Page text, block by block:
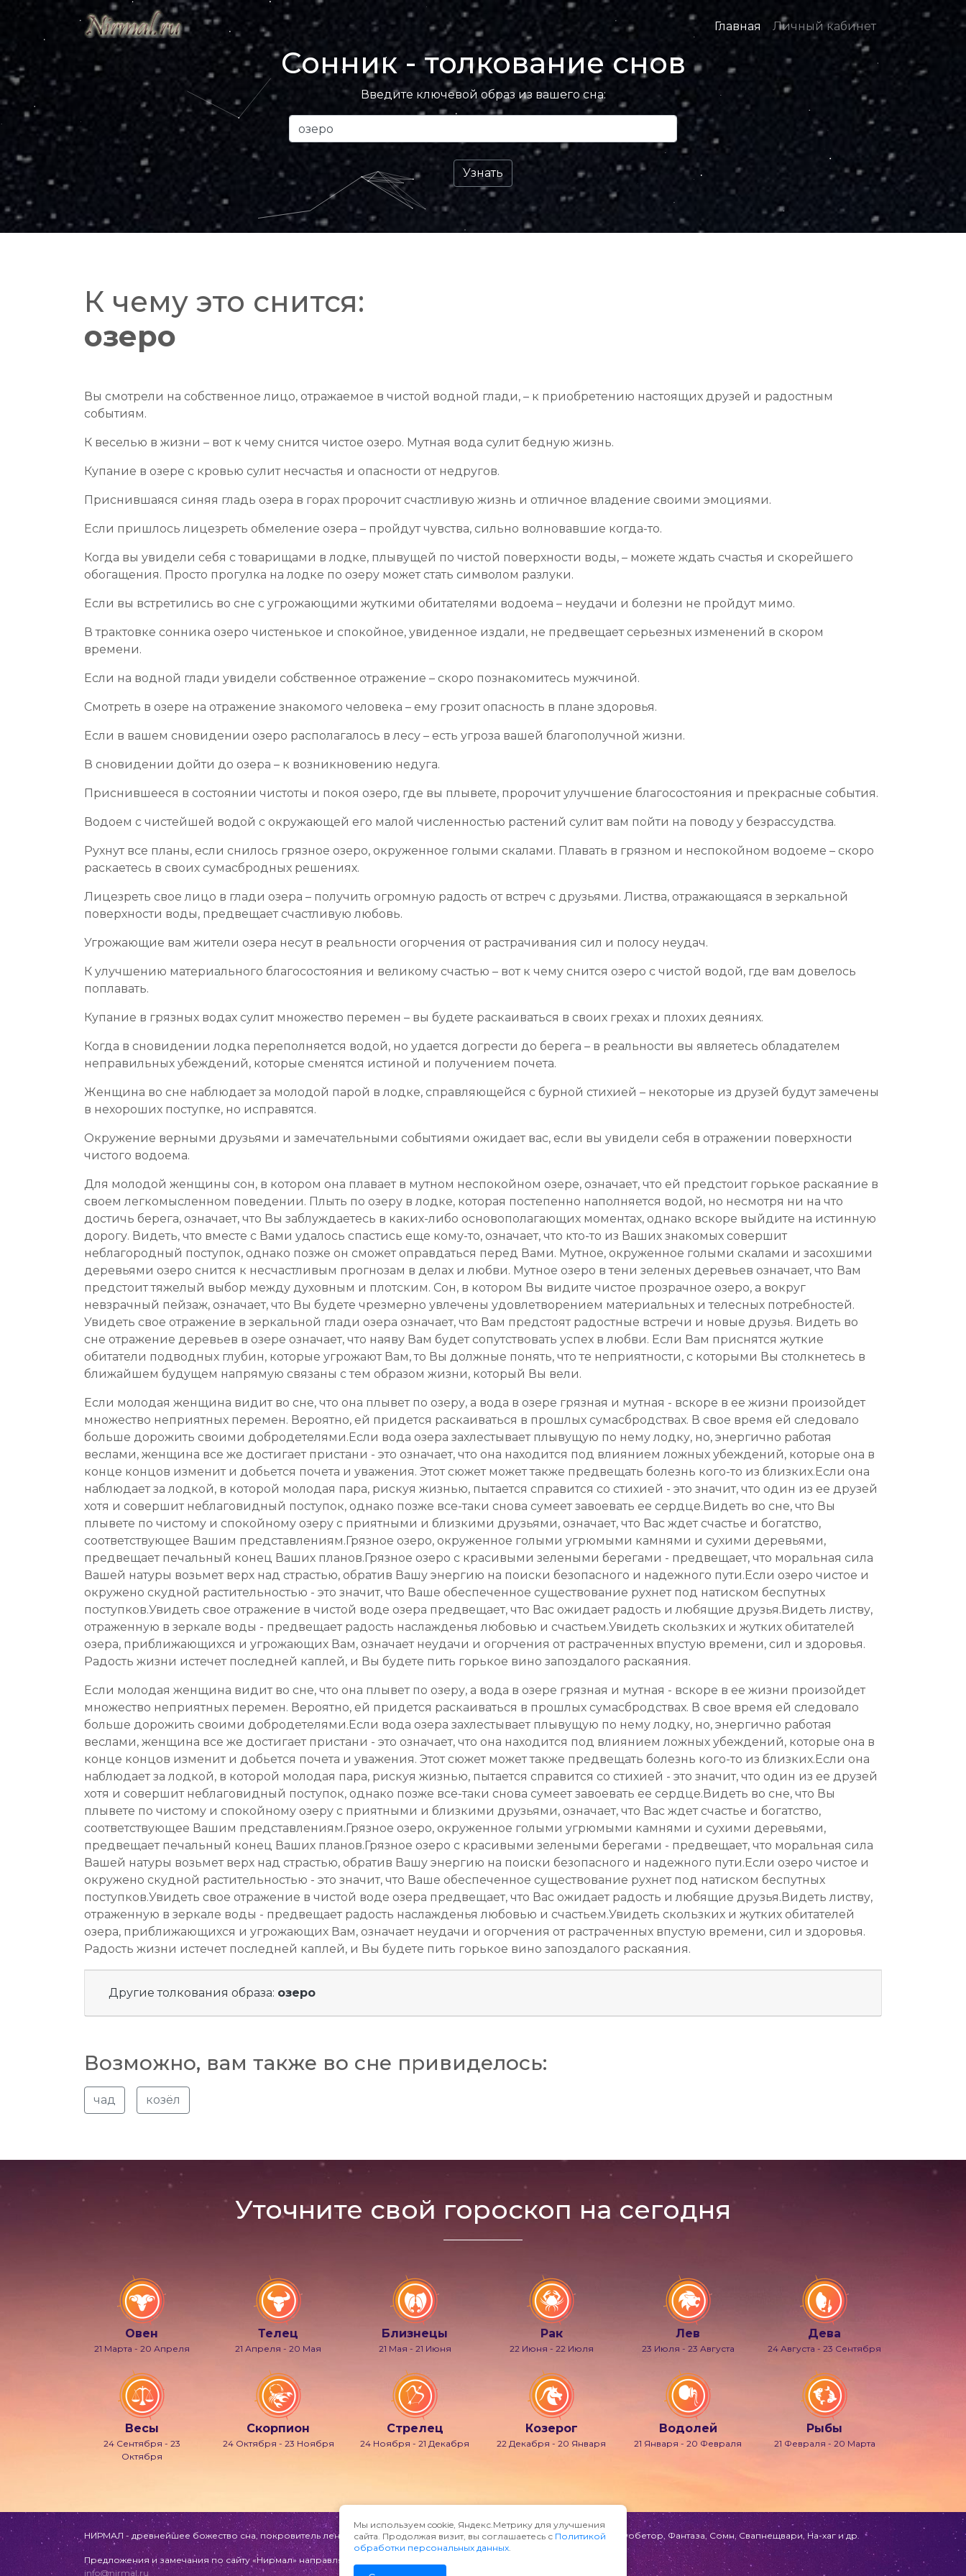
Главная Личный кабинет
Сонник - толкование снов
Введите ключевой образ из вашего сна:
К чему это снится:
озеро
Вы смотрели на собственное лицо, отражаемое в чистой водной глади, – к приобретению настоящих друзей и радостным
событиям.
К веселью в жизни – вот к чему снится чистое озеро. Мутная вода сулит бедную жизнь.
Купание в озере с кровью сулит несчастья и опасности от недругов.
Приснившаяся синяя гладь озера в горах пророчит счастливую жизнь и отличное владение своими эмоциями.
Если пришлось лицезреть обмеление озера – пройдут чувства, сильно волновавшие когда-то.
Когда вы увидели себя с товарищами в лодке, плывущей по чистой поверхности воды, – можете ждать счастья и скорейшего
обогащения. Просто прогулка на лодке по озеру может стать символом разлуки.
Если вы встретились во сне с угрожающими жуткими обитателями водоема – неудачи и болезни не пройдут мимо.
В трактовке сонника озеро чистенькое и спокойное, увиденное издали, не предвещает серьезных изменений в скором
времени.
Если на водной глади увидели собственное отражение – скоро познакомитесь мужчиной.
Смотреть в озере на отражение знакомого человека – ему грозит опасность в плане здоровья.
Если в вашем сновидении озеро располагалось в лесу – есть угроза вашей благополучной жизни.
В сновидении дойти до озера – к возникновению недуга.
Приснившееся в состоянии чистоты и покоя озеро, где вы плывете, пророчит улучшение благосостояния и прекрасные события.
Водоем с чистейшей водой с окружающей его малой численностью растений сулит вам пойти на поводу у безрассудства.
Рухнут все планы, если снилось грязное озеро, окруженное голыми скалами. Плавать в грязном и неспокойном водоеме – скоро
раскаетесь в своих сумасбродных решениях.
Лицезреть свое лицо в глади озера – получить огромную радость от встреч с друзьями. Листва, отражающаяся в зеркальной
поверхности воды, предвещает счастливую любовь.
Угрожающие вам жители озера несут в реальности огорчения от растрачивания сил и полосу неудач.
К улучшению материального благосостояния и великому счастью – вот к чему снится озеро с чистой водой, где вам довелось
поплавать.
Купание в грязных водах сулит множество перемен – вы будете раскаиваться в своих грехах и плохих деяниях.
Когда в сновидении лодка переполняется водой, но удается догрести до берега – в реальности вы являетесь обладателем
неправильных убеждений, которые сменятся истиной и получением почета.
Женщина во сне наблюдает за молодой парой в лодке, справляющейся с бурной стихией – некоторые из друзей будут замечены
в нехороших поступке, но исправятся.
Окружение верными друзьями и замечательными событиями ожидает вас, если вы увидели себя в отражении поверхности
чистого водоема.
Для молодой женщины сон, в котором она плавает в мутном неспокойном озере, означает, что ей предстоит горькое раскаяние в
своем легкомысленном поведении. Плыть по озеру в лодке, которая постепенно наполняется водой, но несмотря ни на что
достичь берега, означает, что Вы заблуждаетесь в каких-либо основополагающих моментах, однако вскоре выйдите на истинную
дорогу. Видеть, что вместе с Вами удалось спастись еще кому-то, означает, что кто-то из Ваших знакомых совершит
неблагородный поступок, однако позже он сможет оправдаться перед Вами. Мутное, окруженное голыми скалами и засохшими
деревьями озеро снится к несчастливым прогнозам в делах и любви. Мутное озеро в тени зеленых деревьев означает, что Вам
предстоит тяжелый выбор между духовным и плотским. Сон, в котором Вы видите чистое прозрачное озеро, а вокруг
невзрачный пейзаж, означает, что Вы будете чрезмерно увлечены удовлетворением материальных и телесных потребностей.
Увидеть свое отражение в зеркальной глади озера означает, что Вам предстоят радостные встречи и новые друзья. Видеть во
сне отражение деревьев в озере означает, что наяву Вам будет сопутствовать успех в любви. Если Вам приснятся жуткие
обитатели подводных глубин, которые угрожают Вам, то Вы должные понять, что те неприятности, с которыми Вы столкнетесь в
ближайшем будущем напрямую связаны с тем образом жизни, который Вы вели.
Если молодая женщина видит во сне, что она плывет по озеру, а вода в озере грязная и мутная - вскоре в ее жизни произойдет
множество неприятных перемен. Вероятно, ей придется раскаиваться в прошлых сумасбродствах. В свое время ей следовало
больше дорожить своими добродетелями.Если вода озера захлестывает плывущую по нему лодку, но, энергично работая
веслами, женщина все же достигает пристани - это означает, что она находится под влиянием ложных убеждений, которые она в
конце концов изменит и добьется почета и уважения. Этот сюжет может также предвещать болезнь кого-то из близких.Если она
наблюдает за лодкой, в которой молодая пара, рискуя жизнью, пытается справится со стихией - это значит, что один из ее друзей
хотя и совершит неблаговидный поступок, однако позже все-таки снова сумеет завоевать ее сердце.Видеть во сне, что Вы
плывете по чистому и спокойному озеру с приятными и близкими друзьями, означает, что Вас ждет счастье и богатство,
соответствующее Вашим представлениям.Грязное озеро, окруженное голыми угрюмыми камнями и сухими деревьями,
предвещает печальный конец Ваших планов.Грязное озеро с красивыми зелеными берегами - предвещает, что моральная сила
Вашей натуры возьмет верх над страстью, обратив Вашу энергию на поиски безопасного и надежного пути.Если озеро чистое и
окружено скудной растительностью - это значит, что Ваше обеспеченное существование рухнет под натиском беспутных
поступков.Увидеть свое отражение в чистой воде озера предвещает, что Вас ожидает радость и любящие друзья.Видеть листву,
отраженную в зеркале воды - предвещает радость наслажденья любовью и счастьем.Увидеть скользких и жутких обитателей
озера, приближающихся и угрожающих Вам, означает неудачи и огорчения от растраченных впустую времени, сил и здоровья.
Радость жизни истечет последней каплей, и Вы будете пить горькое вино запоздалого раскаяния.
Если молодая женщина видит во сне, что она плывет по озеру, а вода в озере грязная и мутная - вскоре в ее жизни произойдет
множество неприятных перемен. Вероятно, ей придется раскаиваться в прошлых сумасбродствах. В свое время ей следовало
больше дорожить своими добродетелями.Если вода озера захлестывает плывущую по нему лодку, но, энергично работая
веслами, женщина все же достигает пристани - это означает, что она находится под влиянием ложных убеждений, которые она в
конце концов изменит и добьется почета и уважения. Этот сюжет может также предвещать болезнь кого-то из близких.Если она
наблюдает за лодкой, в которой молодая пара, рискуя жизнью, пытается справится со стихией - это значит, что один из ее друзей
хотя и совершит неблаговидный поступок, однако позже все-таки снова сумеет завоевать ее сердце.Видеть во сне, что Вы
плывете по чистому и спокойному озеру с приятными и близкими друзьями, означает, что Вас ждет счастье и богатство,
соответствующее Вашим представлениям.Грязное озеро, окруженное голыми угрюмыми камнями и сухими деревьями,
предвещает печальный конец Ваших планов.Грязное озеро с красивыми зелеными берегами - предвещает, что моральная сила
Вашей натуры возьмет верх над страстью, обратив Вашу энергию на поиски безопасного и надежного пути.Если озеро чистое и
окружено скудной растительностью - это значит, что Ваше обеспеченное существование рухнет под натиском беспутных
поступков.Увидеть свое отражение в чистой воде озера предвещает, что Вас ожидает радость и любящие друзья.Видеть листву,
отраженную в зеркале воды - предвещает радость наслажденья любовью и счастьем.Увидеть скользких и жутких обитателей
озера, приближающихся и угрожающих Вам, означает неудачи и огорчения от растраченных впустую времени, сил и здоровья.
Радость жизни истечет последней каплей, и Вы будете пить горькое вино запоздалого раскаяния.
Другие толкования образа: озеро
Возможно, вам также во сне привиделось:
чад козёл
Уточните свой гороскоп на сегодня
Овен
21 Марта - 20 Апреля
Телец
21 Апреля - 20 Мая
Близнецы
21 Мая - 21 Июня
Рак
22 Июня - 22 Июля
Лев
23 Июля - 23 Августа
Дева
24 Августа - 23 Сентября
Весы
24 Сентября - 23
Октября
Скорпион
24 Октября - 23 Ноября
Стрелец
24 Ноября - 21 Декабря
Козерог
22 Декабря - 20 Января
Водолей
21 Января - 20 Февраля
Рыбы
21 Февраля - 20 Марта
НИРМАЛ - древнейшее божество сна, покровитель лени и мечтаний, также известно под именами Гипнос, Морфей, Фобетор, Фантаза, Сомн, Свапнещвари, На-хаг и др.
Предложения и замечания по сайту «Нирмал» направляйте по адресу:
info@nirmal.ru
Мы используем cookie, Яндекс.Метрику для улучшения
сайта. Продолжая визит, вы соглашаетесь с Политикой
обработки персональных данных.